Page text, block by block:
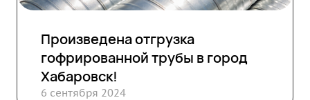
Произведена отгрузка
гофрированной трубы в город
Хабаровск!
6 сентября 2024